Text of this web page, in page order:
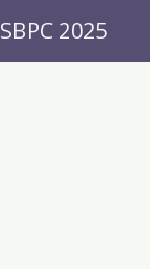
SBPC 2025